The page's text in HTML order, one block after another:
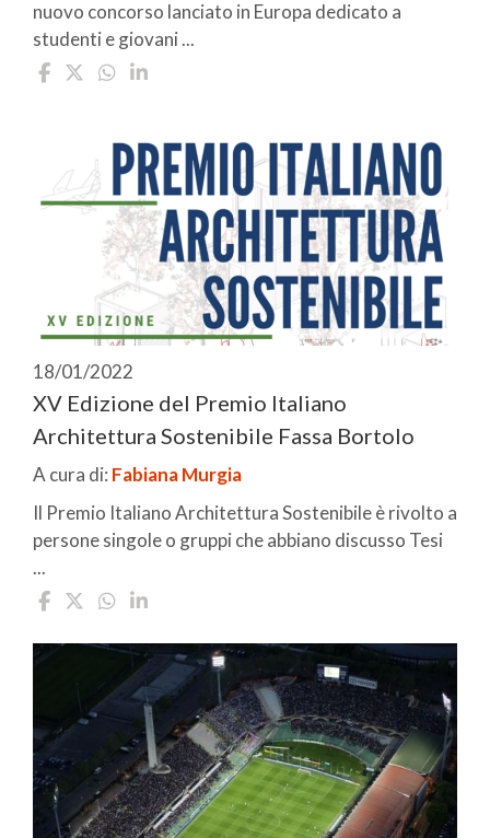
nuovo concorso lanciato in Europa dedicato a
studenti e giovani ...
18/01/2022
XV Edizione del Premio Italiano
Architettura Sostenibile Fassa Bortolo
A cura di: Fabiana Murgia
Il Premio Italiano Architettura Sostenibile è rivolto a
persone singole o gruppi che abbiano discusso Tesi
...